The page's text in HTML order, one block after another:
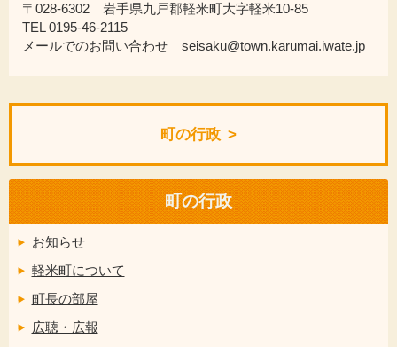
〒028-6302 岩手県九戸郡軽米町大字軽米10-85
TEL 0195-46-2115
メールでのお問い合わせ seisaku@town.karumai.iwate.jp
町の行政
町の行政
お知らせ
軽米町について
町長の部屋
広聴・広報